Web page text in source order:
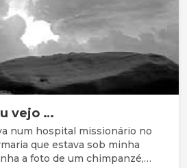
vejo …
num hospital missionário no
que estava sob minha
a foto de um chimpanzé,